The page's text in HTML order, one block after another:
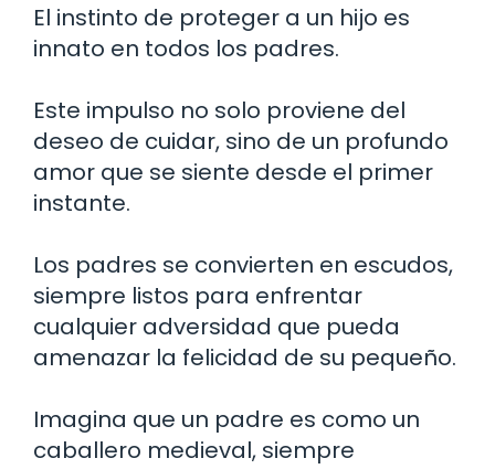
El instinto de proteger a un hijo es
innato en todos los padres.
Este impulso no solo proviene del
deseo de cuidar, sino de un profundo
amor que se siente desde el primer
instante.
Los padres se convierten en escudos,
siempre listos para enfrentar
cualquier adversidad que pueda
amenazar la felicidad de su pequeño.
Imagina que un padre es como un
caballero medieval, siempre